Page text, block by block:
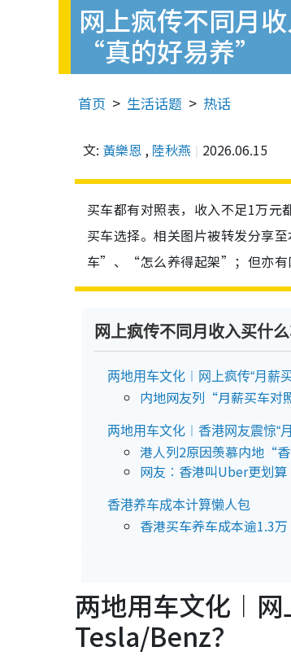
网上疯传不同月
“真的好易养”
首页 生活话题 热话
文: 黃樂恩 , 陸秋燕 2026.06.15
买车都有对照表，收入不足1万
买车选择。相关图片被转发分享
车”、“怎么养得起架”；但亦有
网上疯传不同月收入买什么
两地用车文化︱网上疯传“月薪
内地网友列“月薪买车对
两地用车文化︱香港网友震惊“
港人列2原因羡慕内地“
网友︰香港叫Uber更划算
香港养车成本计算懒人包
香港买车养车成本逾1.3万
两地用车文化︱
Tesla/Benz？